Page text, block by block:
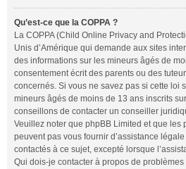
Qu’est-ce que la COPPA ?
La COPPA (Child Online Privacy and
Unis d’Amérique qui demande aux sites
des informations sur les mineurs âgés de
consentement écrit des parents ou des
concernés. Si vous ne savez pas si cette loi
mineurs âgés de moins de 13 ans inscrits
conseillons de contacter un conseiller
Veuillez noter que phpBB Limited et que les
peuvent pas vous fournir d’assistance
contactés à ce sujet, excepté lorsque
Qui dois-je contacter à propos de problèmes